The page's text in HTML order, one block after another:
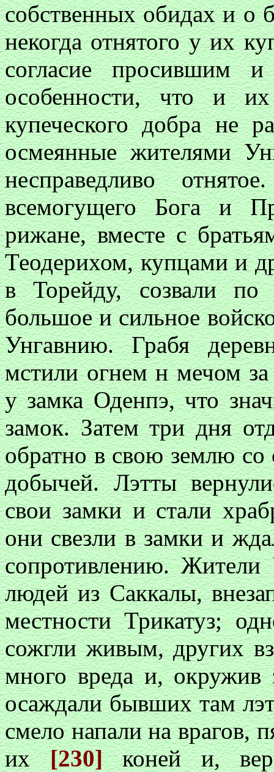
собственных обидах и о
некогда отнятого у их
согласие просившим
особенности, что и
купеческого добра не
осмеянные жителями
несправедливо
всемогущего Бога и
рижане, вместе с
Теодерихом, купцами и
в Торейду, созвали
большое и сильное
Унгавнию. Грабя
мстили огнем н мечом
у замка Оденпэ, что
замок. Затем три дня
обратно в свою землю со
добычей. Лэтты
свои замки и стали
они свезли в замки и
сопротивлению.
людей из Саккалы,
местности Трикатуз;
сожгли живым, других
много вреда и,
осаждали бывших там
смело напали на врагов,
их[230]
коней и,